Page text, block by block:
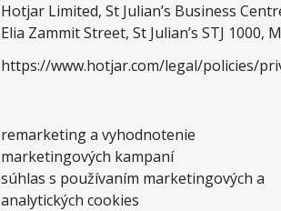
Hotjar Limited, St Julian’s Business
Elia Zammit Street, St Julian’s STJ 1000,
https://www.hotjar.com/legal/policies/
remarketing a vyhodnotenie
marketingových kampaní
súhlas s používaním marketingových a
analytických cookies